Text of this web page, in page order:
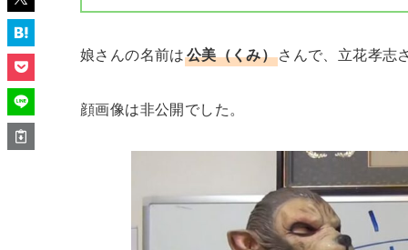
娘さんの名前は公美（くみ）さんで、立花孝志
顔画像は非公開でした。